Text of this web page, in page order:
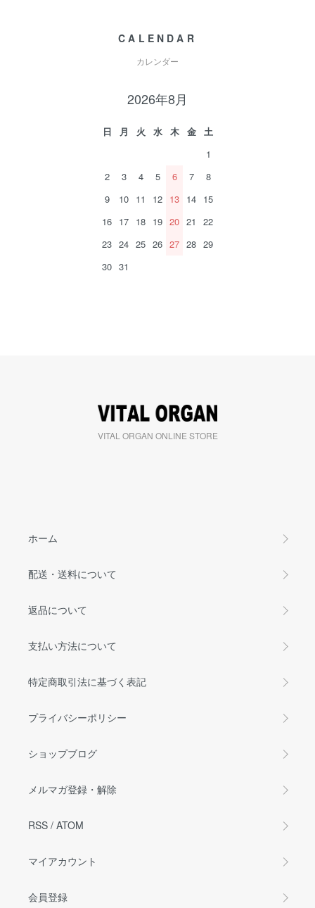
CALENDAR
カレンダー
2026年8月
日 月 火 水 木 金
土
1
2
3 4 5 6 7
8
9
10 11 12 13 14 15
16 17 18 19 20 21
22
23 24 25 26 27 28 29
30 31
VITAL ORGAN ONLINE STORE
ホーム
配送・送料について
返品について
支払い方法について
特定商取引法に基づく表記
プライバシーポリシー
ショップブログ
メルマガ登録・解除
RSS / ATOM
マイアカウント
会員登録